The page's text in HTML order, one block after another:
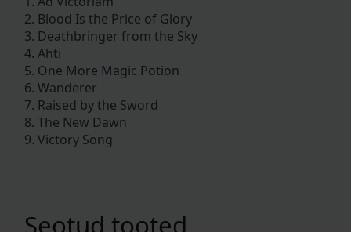
2. Blood Is the Price of Glory
3. Deathbringer from the Sky
4. Ahti
5. One More Magic Potion
6. Wanderer
7. Raised by the Sword
8. The New Dawn
9. Victory Song
Seotud tooted